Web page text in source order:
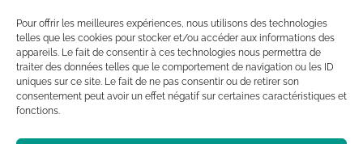
Pour offrir les meilleures expériences, nous utilisons des technologies
telles que les cookies pour stocker et/ou accéder aux informations des
appareils. Le fait de consentir à ces technologies nous permettra de
traiter des données telles que le comportement de navigation ou les ID
uniques sur ce site. Le fait de ne pas consentir ou de retirer son
consentement peut avoir un effet négatif sur certaines caractéristiques et
fonctions.
Toutes les oeuvres présentées sur ce site appartiennent